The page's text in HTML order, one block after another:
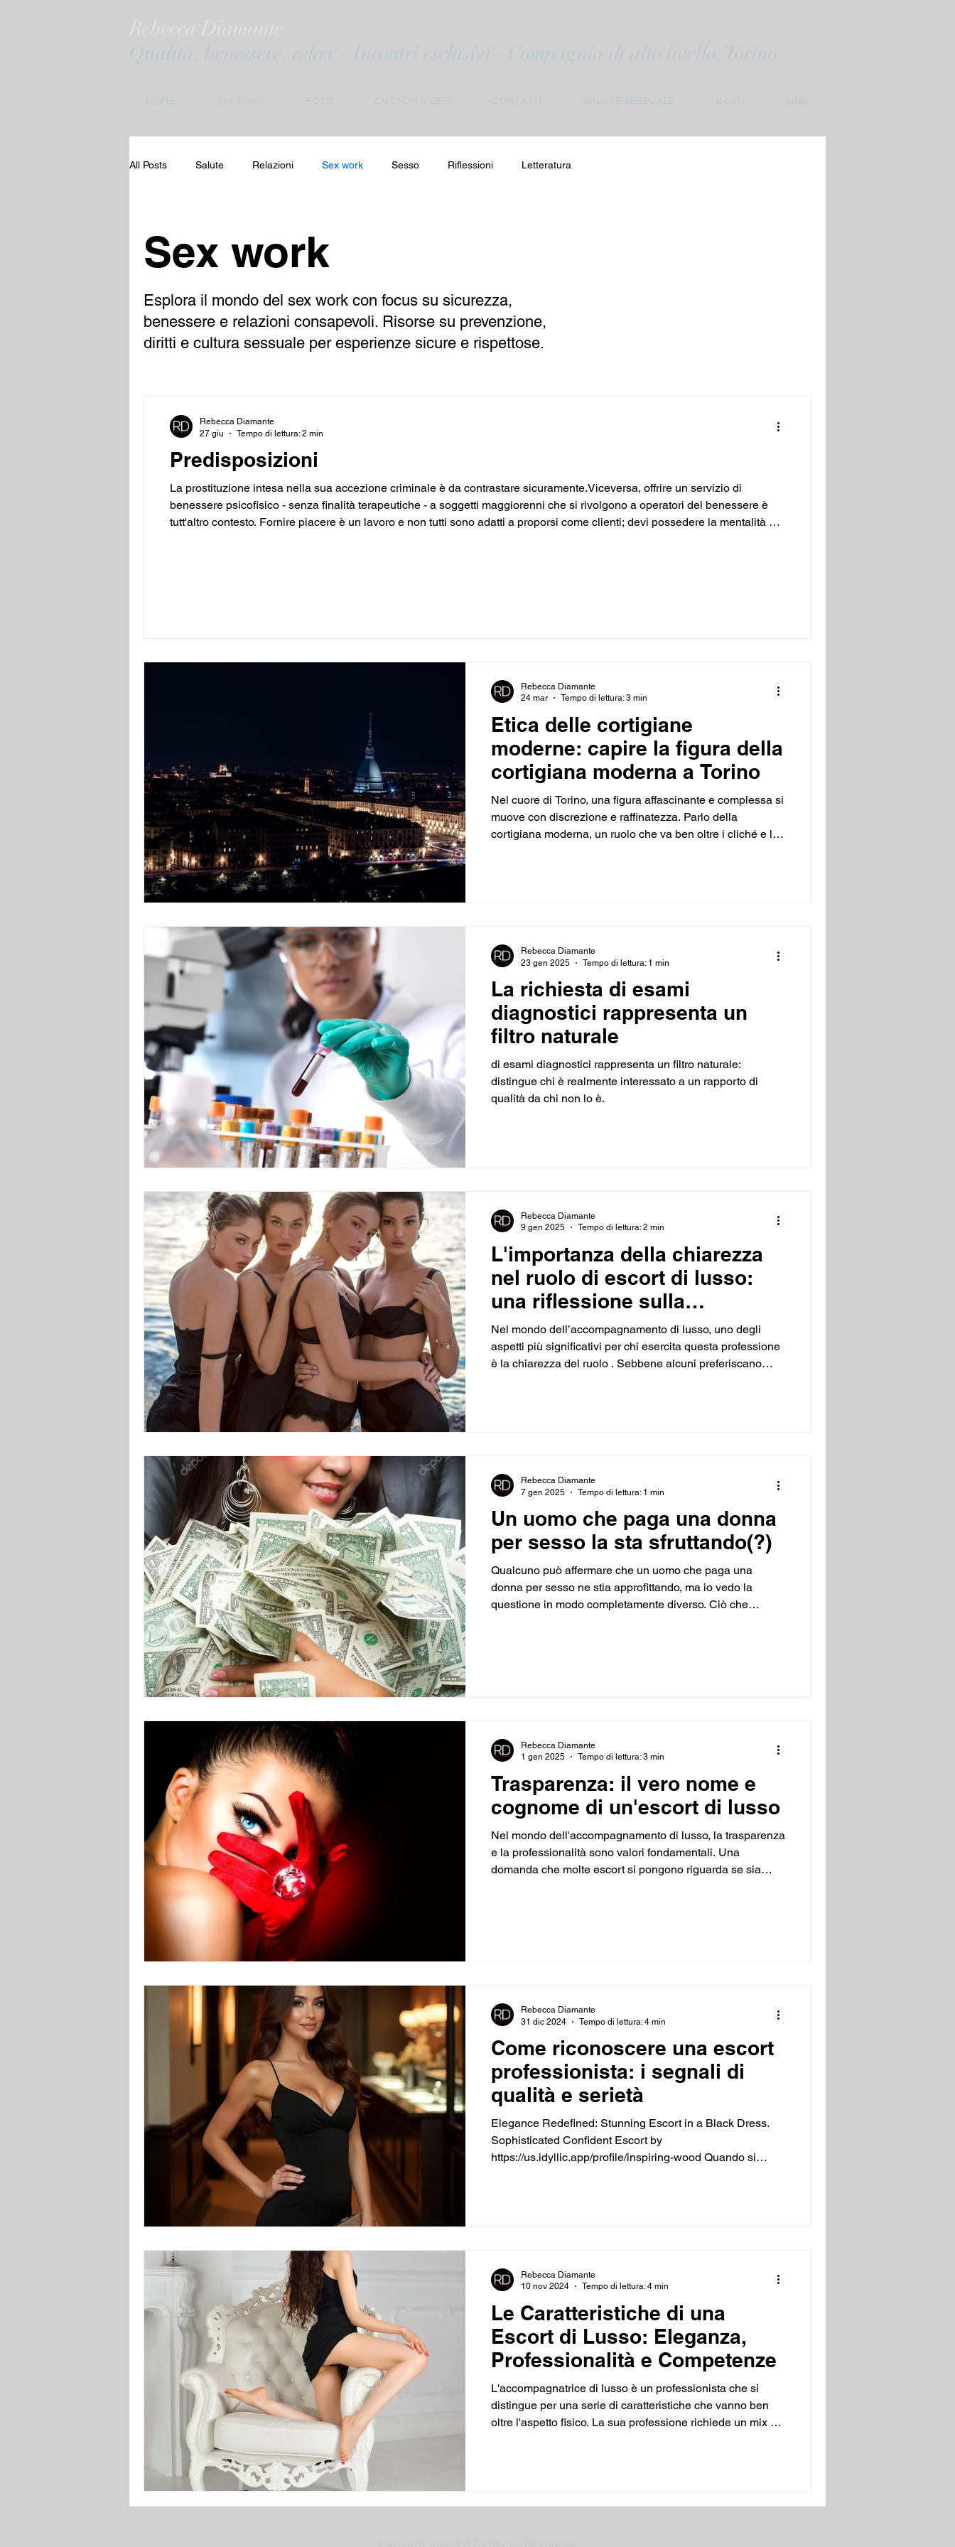
Qualità, benessere, relax - Incontri esclusivi - Compagnia di alto livello, Torino
HOME CHI SONO FOTO CUSTOM VIDEO CONTATTI SALUTE SESSUALE BLOG LINK
All Posts Salute Relazioni Sex work Sesso Riflessioni Letteratura
Sex work
Esplora il mondo del sex work con focus su sicurezza,
benessere e relazioni consapevoli. Risorse su prevenzione,
diritti e cultura sessuale per esperienze sicure e rispettose.
Predisposizioni
La prostituzione intesa nella sua accezione criminale è da contrastare sicuramente.Viceversa, offrire un servizio di
benessere psicofisico - senza finalità terapeutiche - a soggetti maggiorenni che si rivolgono a operatori del benessere è
tutt'altro contesto. Fornire piacere è un lavoro e non tutti sono adatti a proporsi come clienti; devi possedere la mentalità di
Rebecca Diamante
27 giu
Tempo di lettura: 2 min
Etica delle cortigiane
moderne: capire la figura della
cortigiana moderna a Torino
Nel cuore di Torino, una figura affascinante e complessa si
muove con discrezione e raffinatezza. Parlo della
cortigiana moderna, un ruolo che va ben oltre i cliché e le
Rebecca Diamante
24 mar
Tempo di lettura: 3 min
La richiesta di esami
diagnostici rappresenta un
filtro naturale
di esami diagnostici rappresenta un filtro naturale:
distingue chi è realmente interessato a un rapporto di
qualità da chi non lo è.
Rebecca Diamante
23 gen 2025
Tempo di lettura: 1 min
L'importanza della chiarezza
nel ruolo di escort di lusso:
una riflessione sulla
comunicazione e le
aspettative
Nel mondo dell’accompagnamento di lusso, uno degli
aspetti più significativi per chi esercita questa professione
è la chiarezza del ruolo . Sebbene alcuni preferiscano
Rebecca Diamante
9 gen 2025
Tempo di lettura: 2 min
Un uomo che paga una donna
per sesso la sta sfruttando(?)
Qualcuno può affermare che un uomo che paga una
donna per sesso ne stia approfittando, ma io vedo la
questione in modo completamente diverso. Ciò che
Rebecca Diamante
7 gen 2025
Tempo di lettura: 1 min
Trasparenza: il vero nome e
cognome di un'escort di lusso
Nel mondo dell'accompagnamento di lusso, la trasparenza
e la professionalità sono valori fondamentali. Una
domanda che molte escort si pongono riguarda se sia
Rebecca Diamante
1 gen 2025
Tempo di lettura: 3 min
Come riconoscere una escort
professionista: i segnali di
qualità e serietà
Elegance Redefined: Stunning Escort in a Black Dress.
Sophisticated Confident Escort by
https://us.idyllic.app/profile/inspiring-wood Quando si
Rebecca Diamante
31 dic 2024
Tempo di lettura: 4 min
Le Caratteristiche di una
Escort di Lusso: Eleganza,
Professionalità e Competenze
L'accompagnatrice di lusso è un professionista che si
distingue per una serie di caratteristiche che vanno ben
oltre l'aspetto fisico. La sua professione richiede un mix di
un'esperienza unica e memorabile. 1. Eleganza e Cura
Rebecca Diamante
10 nov 2024
Tempo di lettura: 4 min